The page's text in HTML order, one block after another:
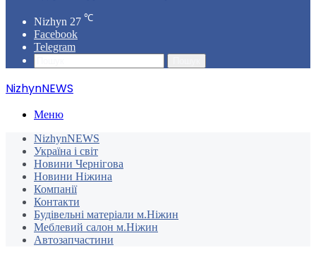
Nizhyn 27 ℃
Facebook
Telegram
NizhynNEWS
Меню
NizhynNEWS
Україна і світ
Новини Чернігова
Новини Ніжина
Компанії
Контакти
Будівельні матеріали м.Ніжин
Меблевий салон м.Ніжин
Автозапчастини